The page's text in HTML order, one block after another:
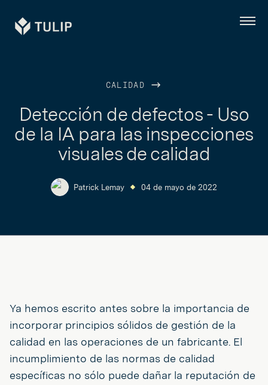
Tulip Menú
CALIDAD
Detección de defectos - Uso
de la IA para las inspecciones
visuales de calidad
Patrick Lemay 04 de mayo de 2022
Ya hemos escrito antes sobre la importancia de
incorporar principios sólidos de gestión de la
calidad en las operaciones de un fabricante. El
incumplimiento de las normas de calidad
específicas no sólo puede dañar la reputación de